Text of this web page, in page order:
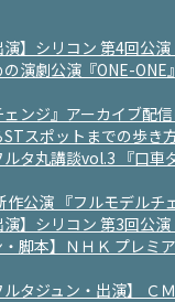
演】シリコン 第4回公演
演劇公演『ONE-ONE』
ェンジ』アーカイブ配
スポットまでの歩き
ルタ丸講談vol.3 『口車
公演 『フルモデルチ
演】シリコン 第3回公演
・脚本】ＮＨＫ プレミ
ルタジュン・出演】 Ｃ